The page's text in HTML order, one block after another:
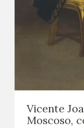
Vicente
Moscoso,